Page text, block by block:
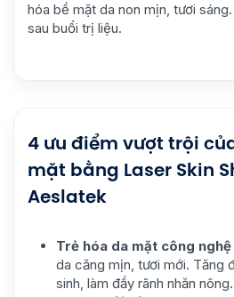
hóa bề mặt da non mịn, tươi
sau buổi trị liệu.
4 ưu điểm vượt trội
mặt bằng Laser Skin
Aeslatek
Trẻ hóa da mặt công nghệ
da căng mịn, tươi mới. Tăng
sinh, làm đầy rãnh nhăn nông.